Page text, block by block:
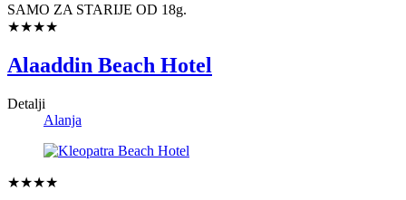
SAMO ZA STARIJE OD 18g.
★★★★
Alaaddin Beach Hotel
Detalji
Alanja
★★★★